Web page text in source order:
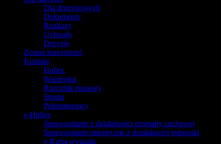
Dla drużynowych
Dokumenty
Rozkazy
Uchwały
Decyzje
Zostań harcerzem!
Kontakt
Hufiec
Wapienica
Rzecznik prasowy
Strona
Pełnomocnicy
e-Hufiec
Sprawozdanie z działalności gromady zuchowej
Sprawozdanie miesięczne z działalności jednostki
e-Karta wyjazdu